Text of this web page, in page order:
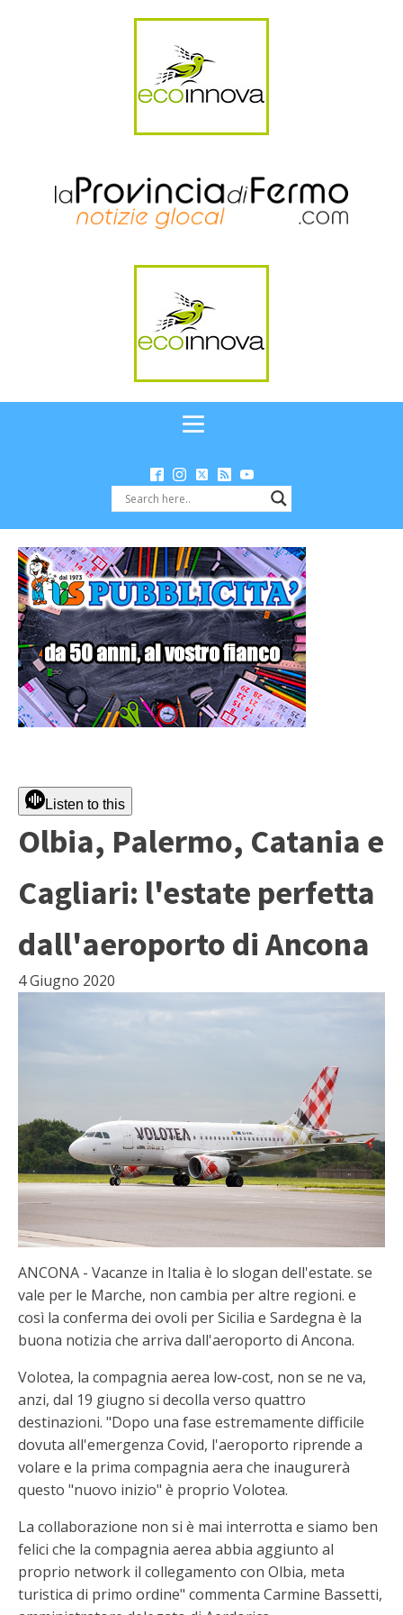
Listen to this
Olbia, Palermo, Catania e
Cagliari: l'estate perfetta
dall'aeroporto di Ancona
4 Giugno 2020
ANCONA - Vacanze in Italia è lo slogan dell'estate. se
vale per le Marche, non cambia per altre regioni. e
così la conferma dei ovoli per Sicilia e Sardegna è la
buona notizia che arriva dall'aeroporto di Ancona.
Volotea, la compagnia aerea low-cost, non se ne va,
anzi, dal 19 giugno si decolla verso quattro
destinazioni. "Dopo una fase estremamente difficile
dovuta all'emergenza Covid, l'aeroporto riprende a
volare e la prima compagnia aera che inaugurerà
questo "nuovo inizio" è proprio Volotea.
La collaborazione non si è mai interrotta e siamo ben
felici che la compagnia aerea abbia aggiunto al
proprio network il collegamento con Olbia, meta
turistica di primo ordine" commenta Carmine Bassetti,